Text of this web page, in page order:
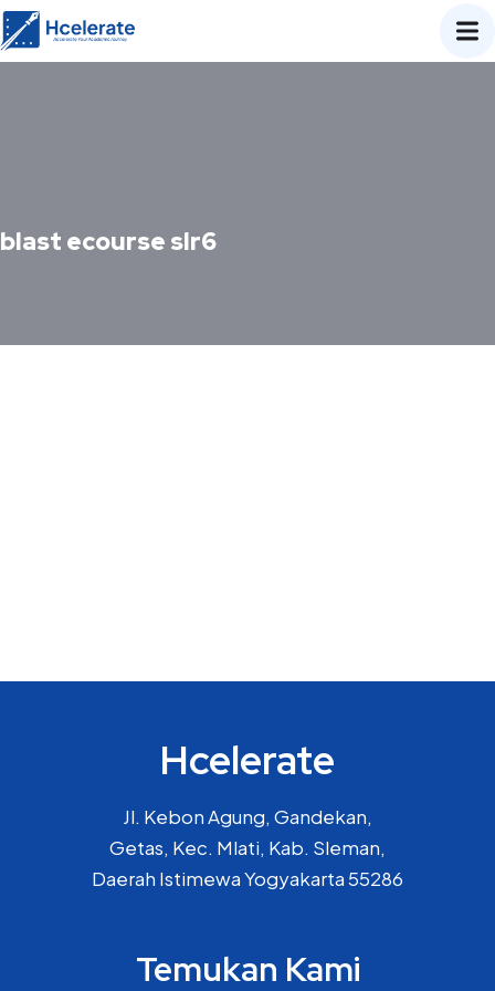
blast ecourse slr6
Hcelerate
Jl. Kebon Agung, Gandekan,
Getas, Kec. Mlati, Kab. Sleman,
Daerah Istimewa Yogyakarta 55286
Temukan Kami